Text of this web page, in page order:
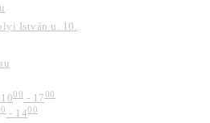
István u. 10.
00 - 1700
- 1400